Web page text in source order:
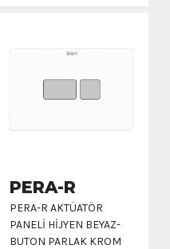
PERA-R
PERA-R AKTÜATÖR
PANELİ HİJYEN BEYAZ-
BUTON PARLAK KROM